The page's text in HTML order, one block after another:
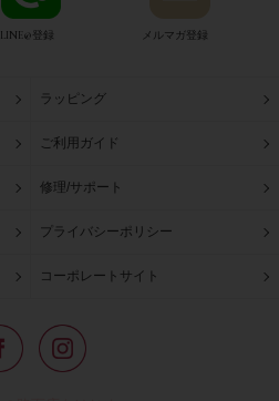
LINE@登録 メルマガ登録
ラッピング
ご利用ガイド
修理/サポート
プライバシーポリシー
コーポレートサイト